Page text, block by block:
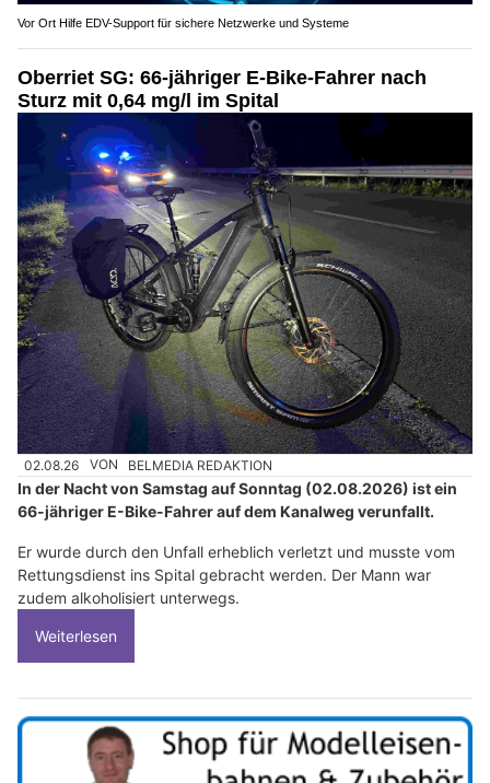
Vor Ort Hilfe EDV-Support für sichere Netzwerke und Systeme
Oberriet SG: 66-jähriger E-Bike-Fahrer nach
Sturz mit 0,64 mg/l im Spital
02.08.26 VON BELMEDIA REDAKTION
In der Nacht von Samstag auf Sonntag (02.08.2026) ist ein
66-jähriger E-Bike-Fahrer auf dem Kanalweg verunfallt.
Er wurde durch den Unfall erheblich verletzt und musste vom
Rettungsdienst ins Spital gebracht werden. Der Mann war
zudem alkoholisiert unterwegs.
Weiterlesen